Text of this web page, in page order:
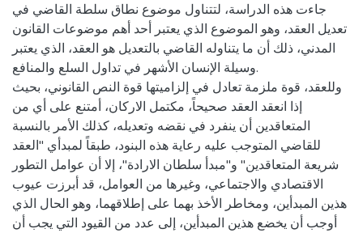
جاءت هذه الدراسة، لتتناول موضوع نطاق سلطة القاضي في
تعديل العقد، وهو الموضوع الذي يعتبر أحد أهم موضوعات القانون
المدني، ذلك أن ما يتناوله القاضي بالتعديل هو العقد، الذي يعتبر
وسيلة الإنسان الأشهر في تداول السلع والمنافع.
وللعقد، قوة ملزمة تعادل في إلزاميتها قوة النص القانوني، بحيث
إذا انعقد العقد صحيحاً، مكتمل الاركان، أمتنع على أي من
المتعاقدين أن ينفرد في نقضه وتعديله، كذلك الأمر بالنسبة
للقاضي المتوجب عليه رعاية هذه البنود، طبقاً لمبدأي "العقد
شريعة المتعاقدين" و"مبدأ سلطان الارادة"، إلا أن عوامل التطور
الاقتصادي والاجتماعي، وغيرها من العوامل، قد أبرزت عيوب
هذين المبدأين، ومخاطر الأخذ بهما على إطلاقهما، وهو الحال الذي
أوجب أن يخضع هذين المبدأين، إلى عدد من القيود التي يجب أن